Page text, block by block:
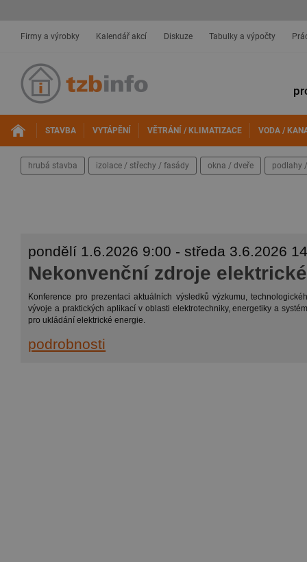
Firmy a výrobky Kalendář akcí Diskuze Tabulky a výpočty
STAVBA VYTÁPĚNÍ VĚTRÁNÍ / KLIMATIZACE VODA /
hrubá stavba izolace / střechy / fasády okna / dveře podlahy
pondělí 1.6.2026 9:00 - středa 3.6.2026
Nekonvenční zdroje
Konference pro prezentaci aktuálních výsledků výzkumu,
vývoje a praktických aplikací v oblasti elektrotechniky, energetiky a
pro ukládání elektrické energie.
podrobnosti